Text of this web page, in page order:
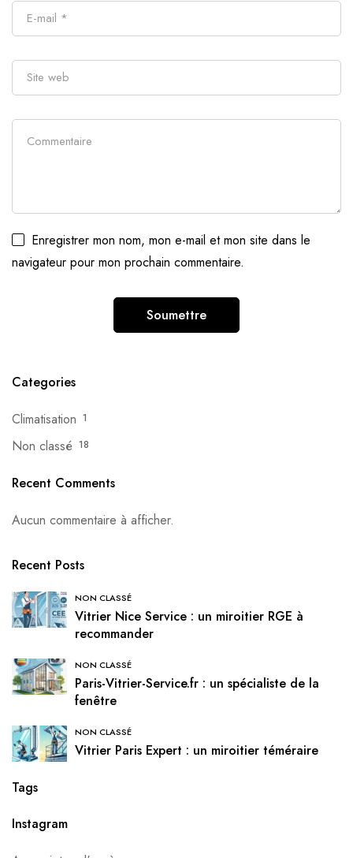
Enregistrer mon nom, mon e-mail et mon site dans le
navigateur pour mon prochain commentaire.
Categories
Climatisation 1
Non classé 18
Recent Comments
Aucun commentaire à afficher.
Recent Posts
NON CLASSÉ
Vitrier Nice Service : un miroitier RGE à
recommander
NON CLASSÉ
Paris-Vitrier-Service.fr : un spécialiste de la
fenêtre
NON CLASSÉ
Vitrier Paris Expert : un miroitier téméraire
Tags
Instagram